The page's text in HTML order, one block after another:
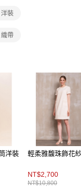
效，需透過AFTEE先享
面顯示為準，若有關於
聯繫「AFTEE先享後付
先享後付」服務完成之交
交易相關給付款項請求債
之同意方可使用
失，本公司不負相關責
之用戶狀況，依本公司即
形，本公司將視審查結果
發現惡意使用之情形，
度並採取法律行動。
洋裝
帶
洋裝 輕柔雅馥珠飾花
NT$2,700
NT$10,800